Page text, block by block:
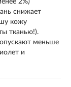
2%)
снижает
кожу
тканью!).
меньше
и